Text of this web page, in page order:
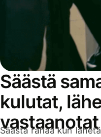
Säästä
kulutat,
Säästä rahaa kun